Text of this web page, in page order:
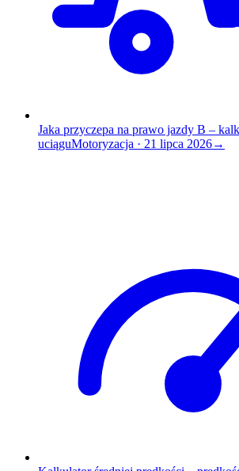
Jaka przyczepa na prawo jazdy B –
uciąguMotoryzacja · 21 lipca 2026→